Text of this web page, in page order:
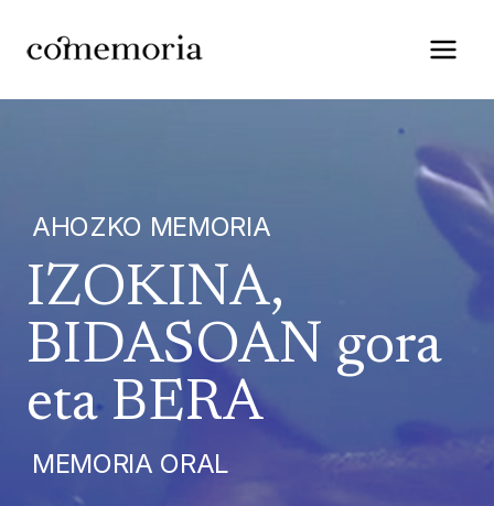
contenido
AHOZKO MEMORIA
IZOKINA,
BIDASOAN gora
eta BERA
MEMORIA ORAL